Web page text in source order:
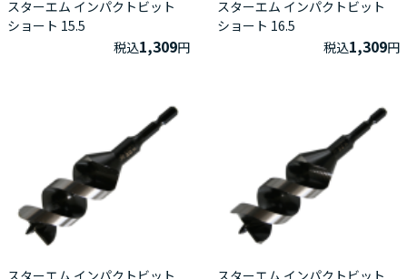
スターエム インパクトビット
ショート 15.5
税込1,309円
スターエム インパクトビット
ショート 16.5
税込1,309円
スターエム インパクトビット
スターエム インパクトビット